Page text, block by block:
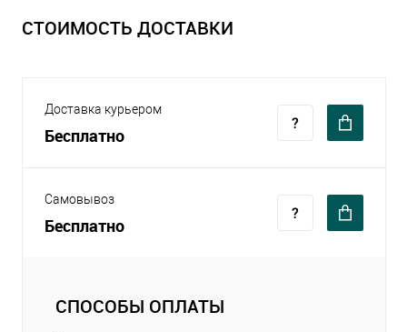
СТОИМОСТЬ ДОСТАВКИ
Доставка курьером
Бесплатно
Самовывоз
Бесплатно
СПОСОБЫ ОПЛАТЫ